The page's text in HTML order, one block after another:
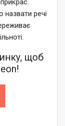
речі
щоб